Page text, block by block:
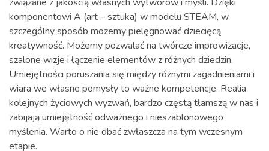
komponentowi A (art – sztuka) w modelu STEAM, w
szczególny sposób możemy pielęgnować dziecięcą
kreatywność. Możemy pozwalać na twórcze improwizacje,
szalone wizje i łączenie elementów z różnych dziedzin.
Umiejętności poruszania się między różnymi zagadnieniami i
wiara we własne pomysły to ważne kompetencje. Realia
kolejnych życiowych wyzwań, bardzo częstą tłamszą w nas i
zabijają umiejętność odważnego i nieszablonowego
myślenia. Warto o nie dbać zwłaszcza na tym wczesnym
etapie.